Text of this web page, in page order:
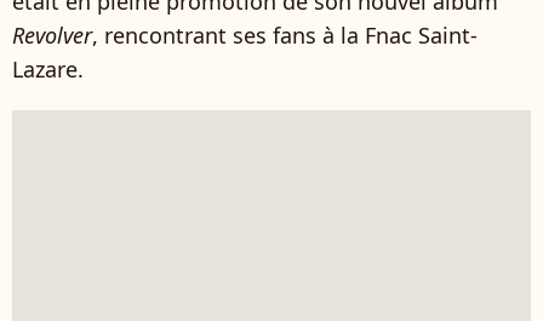
Revolver, rencontrant ses fans à la Fnac Saint-
Lazare.